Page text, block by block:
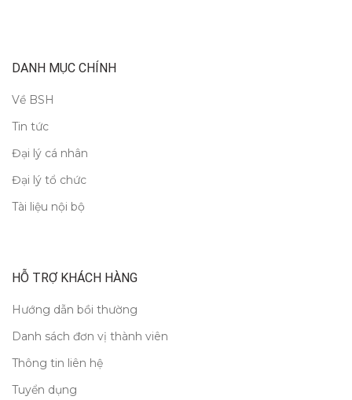
DANH MỤC CHÍNH
Về BSH
Tin tức
Đại lý cá nhân
Đại lý tổ chức
Tài liệu nội bộ
HỖ TRỢ KHÁCH HÀNG
Hướng dẫn bồi thường
Danh sách đơn vị thành viên
Thông tin liên hệ
Tuyển dụng